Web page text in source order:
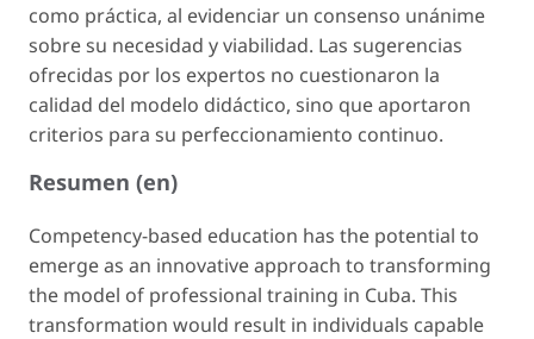
como práctica, al evidenciar un consenso unánime
sobre su necesidad y viabilidad. Las sugerencias
ofrecidas por los expertos no cuestionaron la
calidad del modelo didáctico, sino que aportaron
criterios para su perfeccionamiento continuo.
Resumen (en)
Competency-based education has the potential to
emerge as an innovative approach to transforming
the model of professional training in Cuba. This
transformation would result in individuals capable